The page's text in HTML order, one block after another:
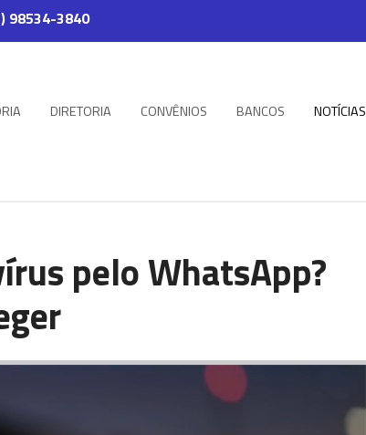
98534-3840
DIRETORIA CONVÊNIOS BANCOS NOTÍCIAS
pelo WhatsApp?